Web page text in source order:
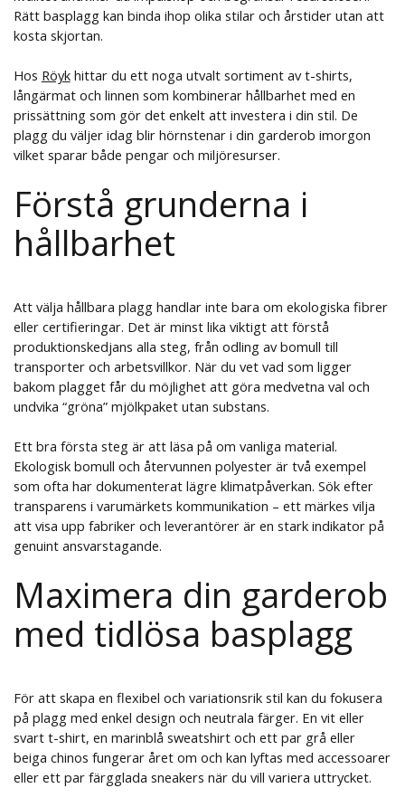
Rätt basplagg kan binda ihop olika stilar och årstider utan att
kosta skjortan.
Hos Röykhittar du ett noga utvalt sortiment av t-shirts,
långärmat och linnen som kombinerar hållbarhet med en
prissättning som gör det enkelt att investera i din stil. De
plagg du väljer idag blir hörnstenar i din garderob imorgon
vilket sparar både pengar och miljöresurser.
Förstå grunderna i
hållbarhet
Att välja hållbara plagg handlar inte bara om ekologiska fibrer
eller certifieringar. Det är minst lika viktigt att förstå
produktionskedjans alla steg, från odling av bomull till
transporter och arbetsvillkor. När du vet vad som ligger
bakom plagget får du möjlighet att göra medvetna val och
undvika “gröna” mjölkpaket utan substans.
Ett bra första steg är att läsa på om vanliga material.
Ekologisk bomull och återvunnen polyester är två exempel
som ofta har dokumenterat lägre klimatpåverkan. Sök efter
transparens i varumärkets kommunikation – ett märkes vilja
att visa upp fabriker och leverantörer är en stark indikator på
genuint ansvarstagande.
Maximera din garderob
med tidlösa basplagg
För att skapa en flexibel och variationsrik stil kan du fokusera
på plagg med enkel design och neutrala färger. En vit eller
svart t-shirt, en marinblå sweatshirt och ett par grå eller
beiga chinos fungerar året om och kan lyftas med accessoarer
eller ett par färgglada sneakers när du vill variera uttrycket.